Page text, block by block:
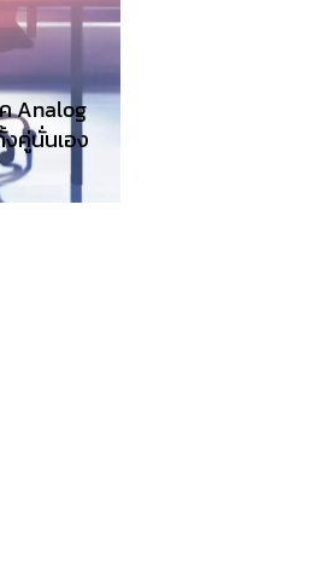
Analog
คู่นั่นเอง